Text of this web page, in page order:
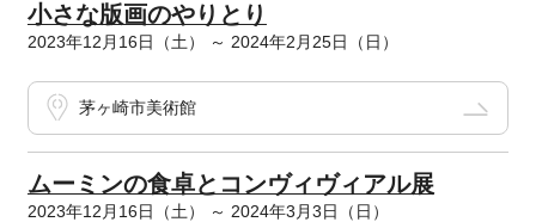
小さな版画のやりとり
2023年12月16日（土） ～ 2024年2月25日（日）
茅ヶ崎市美術館
ムーミンの食卓とコンヴィヴィアル展
2023年12月16日（土） ～ 2024年3月3日（日）